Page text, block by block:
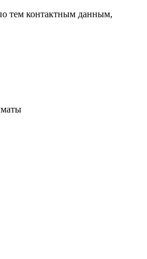
тем контактным данным,